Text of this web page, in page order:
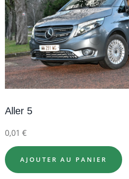
Aller 5
0,01 €
AJOUTER AU PANIER